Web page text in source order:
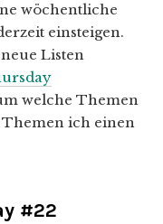
wöchentliche
einsteigen.
Listen
welche Themen
Themen ich einen
#22